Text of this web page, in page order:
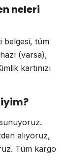
neleri
belgesi, tüm
(varsa),
kartınızı
alıyoruz,
Tüm kargo